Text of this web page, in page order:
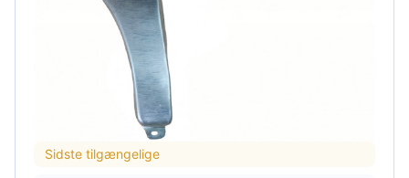
Sidste tilgængelige